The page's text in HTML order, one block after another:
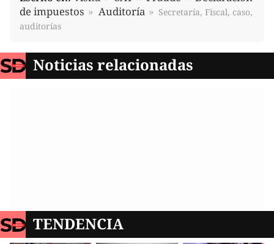
de impuestos
Auditoría
Secretaría, Fiscal, caso,
auditorías
Noticias relacionadas
TENDENCIA